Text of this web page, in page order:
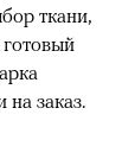
ткани,
на заказ.